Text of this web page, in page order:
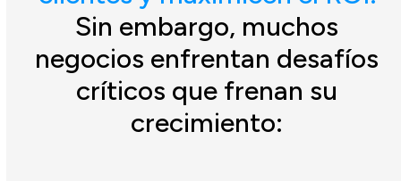
Sin embargo, muchos
negocios enfrentan desafíos
críticos que frenan su
crecimiento: